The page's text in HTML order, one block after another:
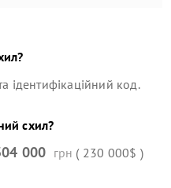
?
ідентифікаційний код.
схил?
000 грн ( 230 000$ )